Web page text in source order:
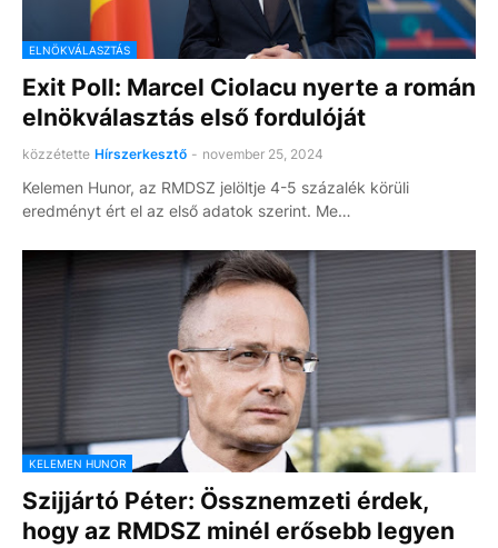
ELNÖKVÁLASZTÁS
Exit Poll: Marcel Ciolacu nyerte a román
elnökválasztás első fordulóját
közzétette Hírszerkesztő - november 25, 2024
Kelemen Hunor, az RMDSZ jelöltje 4-5 százalék körüli
eredményt ért el az első adatok szerint. Me…
KELEMEN HUNOR
Szijjártó Péter: Össznemzeti érdek,
hogy az RMDSZ minél erősebb legyen